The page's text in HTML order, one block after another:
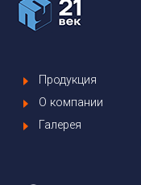
Продукция
О компании
Галерея